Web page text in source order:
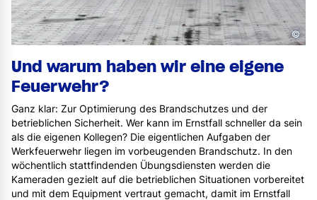
Und warum haben wir eine eigene
Feuerwehr?
Ganz klar: Zur Optimierung des Brandschutzes und der
betrieblichen Sicherheit. Wer kann im Ernstfall schneller da sein
als die eigenen Kollegen? Die eigentlichen Aufgaben der
Werkfeuerwehr liegen im vorbeugenden Brandschutz. In den
wöchentlich stattfindenden Übungsdiensten werden die
Kameraden gezielt auf die betrieblichen Situationen vorbereitet
und mit dem Equipment vertraut gemacht, damit im Ernstfall
©